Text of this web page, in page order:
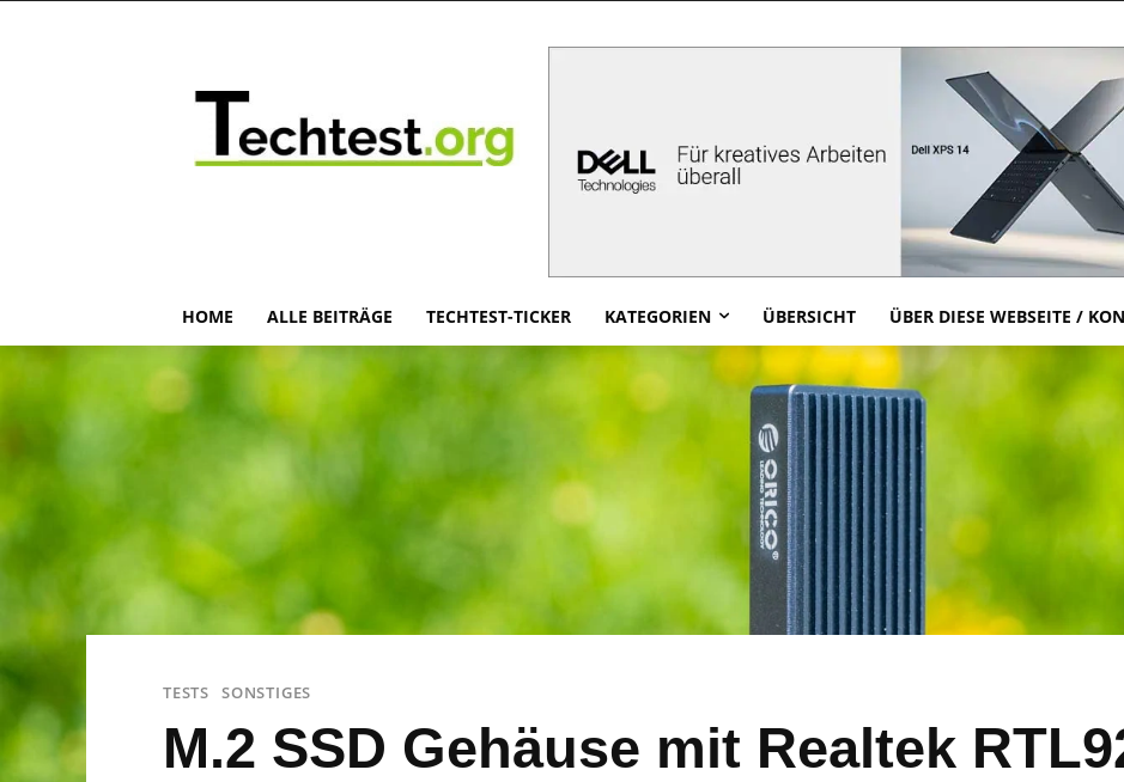
HOME ALLE BEITRÄGE TECHTEST-TICKER KATEGORIEN ÜBERSICHT ÜBER DIESE WEBSEITE /
TESTS SONSTIGES
M.2 SSD Gehäuse mit Realtek